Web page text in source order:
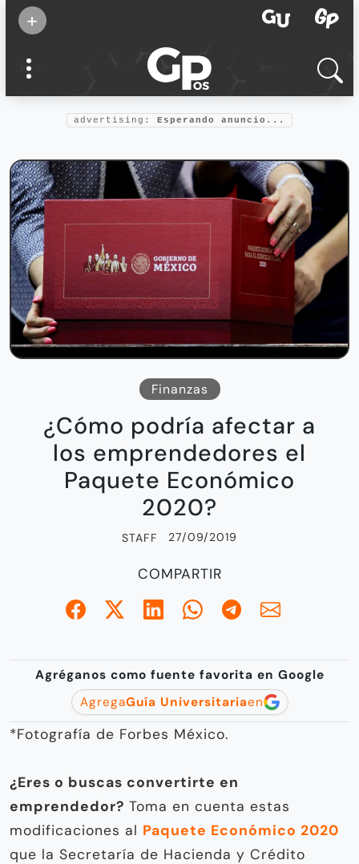
+
confianza
Foro salud
advertising: Esperando anuncio...
Finanzas
¿Cómo podría afectar a
los emprendedores el
Paquete Económico
2020?
STAFF 27/09/2019
COMPARTIR
Agréganos como fuente favorita en Google
AgregaGuía Universitariaen
*Fotografía de Forbes México.
¿Eres o buscas convertirte en
emprendedor? Toma en cuenta estas
modificaciones al Paquete Económico 2020
que la Secretaría de Hacienda y Crédito